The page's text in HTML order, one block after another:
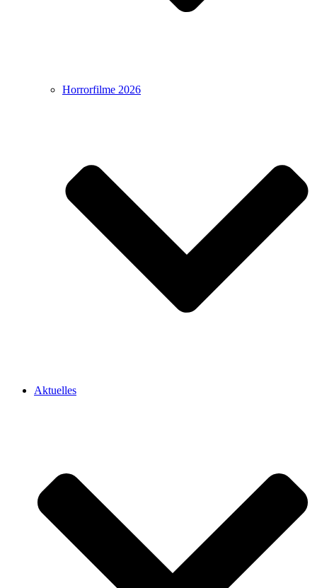
Horrorfilme 2026
Aktuelles